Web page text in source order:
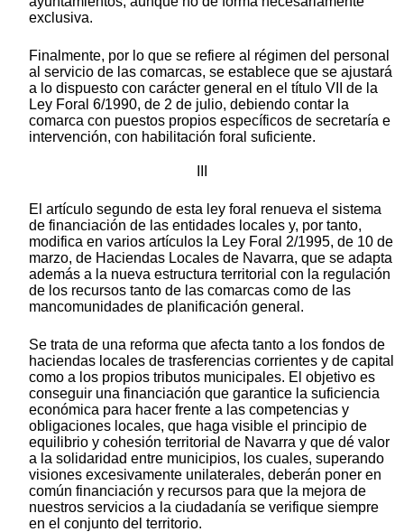
exclusiva.
Finalmente, por lo que se refiere al régimen del personal
al servicio de las comarcas, se establece que se ajustará
a lo dispuesto con carácter general en el título VII de la
Ley Foral 6/1990, de 2 de julio, debiendo contar la
comarca con puestos propios específicos de secretaría e
intervención, con habilitación foral suficiente.
El artículo segundo de esta ley foral renueva el sistema
de financiación de las entidades locales y, por tanto,
modifica en varios artículos la Ley Foral 2/1995, de 10 de
marzo, de Haciendas Locales de Navarra, que se adapta
además a la nueva estructura territorial con la regulación
de los recursos tanto de las comarcas como de las
mancomunidades de planificación general.
Se trata de una reforma que afecta tanto a los fondos de
haciendas locales de trasferencias corrientes y de capital
como a los propios tributos municipales. El objetivo es
conseguir una financiación que garantice la suficiencia
económica para hacer frente a las competencias y
obligaciones locales, que haga visible el principio de
equilibrio y cohesión territorial de Navarra y que dé valor
a la solidaridad entre municipios, los cuales, superando
visiones excesivamente unilaterales, deberán poner en
común financiación y recursos para que la mejora de
nuestros servicios a la ciudadanía se verifique siempre
en el conjunto del territorio.